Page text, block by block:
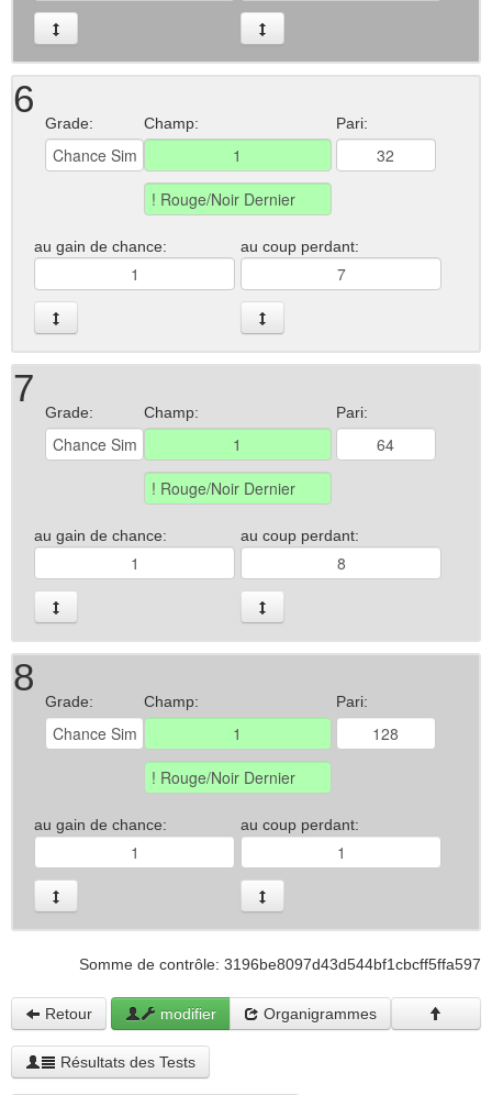
6
Grade: Champ: Pari:
au gain de chance: au coup perdant:
7
Grade: Champ: Pari:
au gain de chance: au coup perdant:
8
Grade: Champ: Pari:
au gain de chance: au coup perdant:
Somme de contrôle: 3196be8097d43d544bf1cbcff5ffa597
Retour modifier Organigrammes
Résultats des Tests